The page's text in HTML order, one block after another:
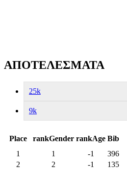
ΑΠΟΤΕΛΕΣΜΑΤΑ
25k
9k
Place rankGender rankAge Bib
1
1 -1 396
2
2 -1 135